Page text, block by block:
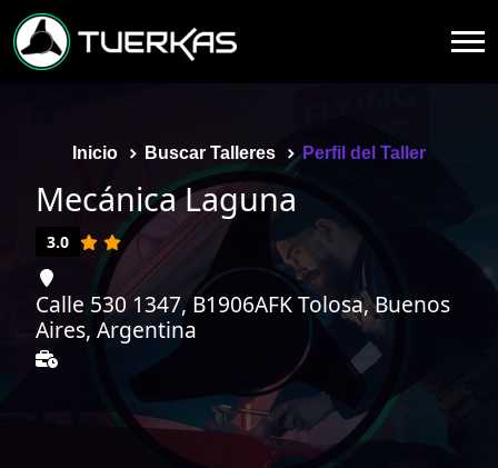
Inicio Buscar Talleres Perfil del Taller
Mecánica Laguna
3.0
Calle 530 1347, B1906AFK Tolosa, Buenos
Aires, Argentina